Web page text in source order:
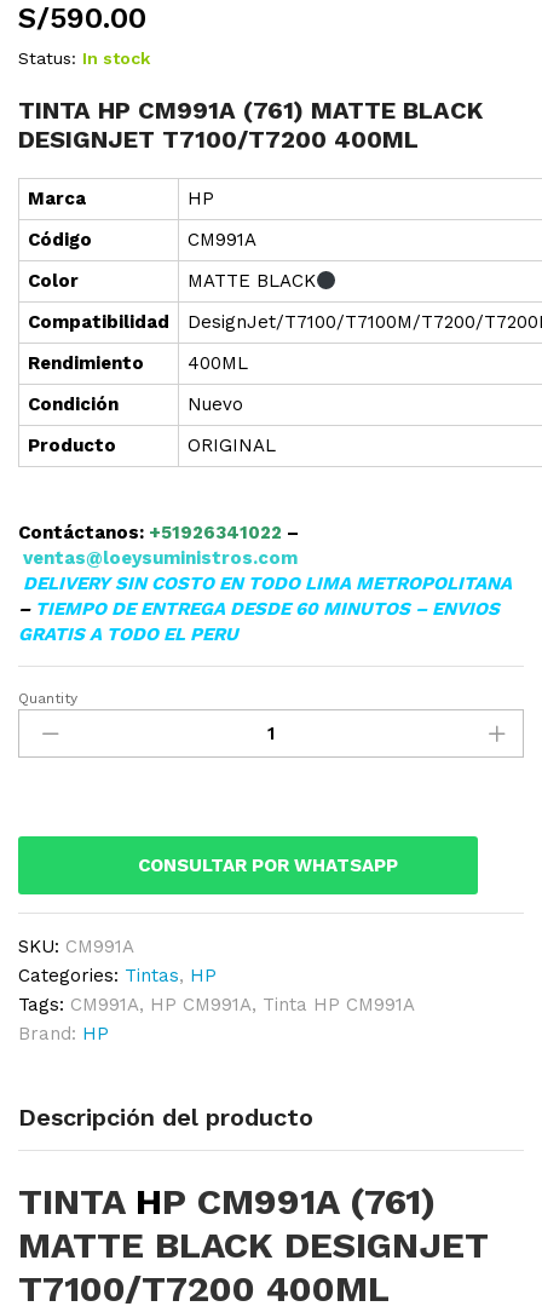
S/590.00
Status: In stock
TINTA HP CM991A (761) MATTE BLACK
DESIGNJET T7100/T7200 400ML
Marca
HP
Código
CM991A
Color
MATTE BLACK
Compatibilidad
DesignJet/T7100/T7100M/T7200/
Rendimiento
400ML
Condición
Nuevo
Producto
ORIGINAL
Contáctanos: +51926341022 –
ventas@loeysuministros.com
DELIVERY SIN COSTO EN TODO LIMA METROPOLITANA
– TIEMPO DE ENTREGA DESDE 60 MINUTOS – ENVIOS
GRATIS A TODO EL PERU
TINTA
HP
CM991A
400ML
quantity
Quantity
CONSULTAR POR WHATSAPP
SKU: CM991A
Categories: Tintas, HP
Tags: CM991A, HP CM991A, Tinta HP CM991A
Brand: HP
Descripción del producto
TINTA HP CM991A (761)
MATTE BLACK DESIGNJET
T7100/T7200 400ML